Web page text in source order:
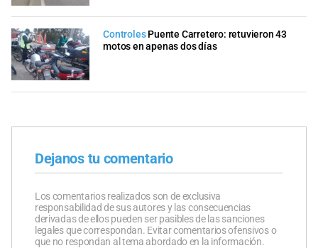
Controles Puente Carretero: retuvieron 43
motos en apenas dos días
Dejanos tu comentario
Los comentarios realizados son de exclusiva
responsabilidad de sus autores y las consecuencias
derivadas de ellos pueden ser pasibles de las sanciones
legales que correspondan. Evitar comentarios ofensivos o
que no respondan al tema abordado en la información.